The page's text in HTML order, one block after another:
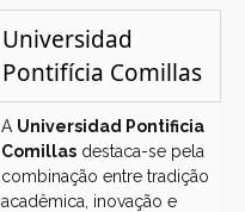
Universidad
Pontifícia Comillas
A Universidad Pontificia
Comillas destaca-se pela
combinação entre tradição
acadêmica, inovação e